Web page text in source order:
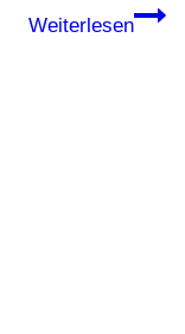
Weiterlesen